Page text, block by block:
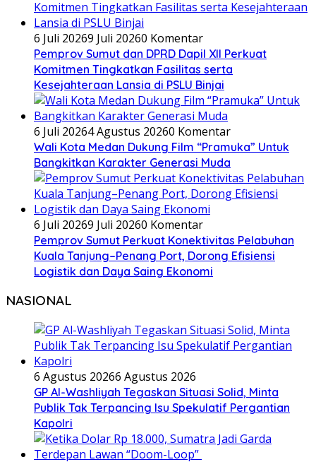
6 Juli 20269 Juli 20260 Komentar
Pemprov Sumut dan DPRD Dapil XII Perkuat
Komitmen Tingkatkan Fasilitas serta
Kesejahteraan Lansia di PSLU Binjai
6 Juli 20264 Agustus 20260 Komentar
Wali Kota Medan Dukung Film “Pramuka” Untuk
Bangkitkan Karakter Generasi Muda
6 Juli 20269 Juli 20260 Komentar
Pemprov Sumut Perkuat Konektivitas Pelabuhan
Kuala Tanjung–Penang Port, Dorong Efisiensi
Logistik dan Daya Saing Ekonomi
NASIONAL
6 Agustus 20266 Agustus 2026
GP Al-Washliyah Tegaskan Situasi Solid, Minta
Publik Tak Terpancing Isu Spekulatif Pergantian
Kapolri